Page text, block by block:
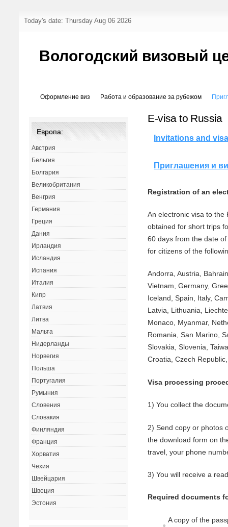
Today's date: Thursday Aug 06 2026
Вологодский визовый
Оформление виз Работа и образование за рубежом
E-visa to Russia
Invitations and
Приглашения и
Registration of an
An electronic visa to the
obtained for short trips
60 days from the date
for citizens of the
Andorra, Austria,
Vietnam, Germany,
Iceland, Spain, Italy,
Latvia, Lithuania,
Monaco, Myanmar,
Romania, San Marino,
Slovakia, Slovenia,
Croatia, Czech
Visa processing
1) You collect the
2) Send copy or photos
the download form on
travel, your phone
3) You will receive a
Required documents
A copy of the
Европа:
Австрия
Бельгия
Болгария
Великобритания
Венгрия
Германия
Греция
Дания
Ирландия
Исландия
Испания
Италия
Кипр
Латвия
Литва
Мальта
Нидерланды
Норвегия
Польша
Португалия
Румыния
Словения
Словакия
Финляндия
Франция
Хорватия
Чехия
Швейцария
Швеция
Эстония